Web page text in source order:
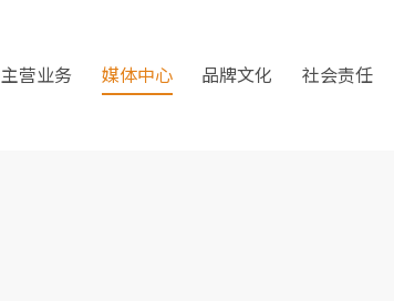
主营业务 媒体中心 品牌文化 社会责任